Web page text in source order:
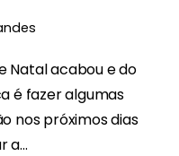
Natal acabou e do
é fazer algumas
nos próximos dias
a...